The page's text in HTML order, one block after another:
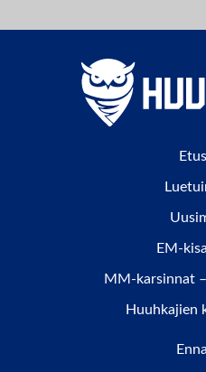
EM-
MM-karsinnat
Huuhkajien